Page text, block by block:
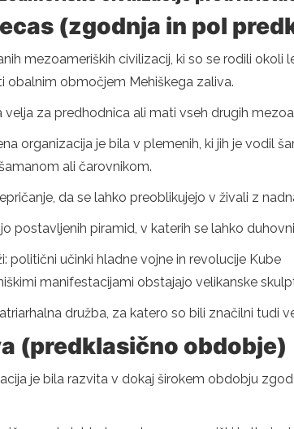
(zgodnja in pol
mezoameriških civilizacij, ki so se rodili
obalnim območjem Mehiškega zaliva.
velja za predhodnica ali mati vseh drugih
organizacija je bila v plemenih, ki jih je vodil
ali čarovnikom.
da se lahko preoblikujejo v živali z
postavljenih piramid, v katerih se lahko
politični učinki hladne vojne in revolucije Kube
manifestacijami obstajajo velikanske
družba, za katero so bili značilni tudi
(predklasično obdobje)
je bila razvita v dokaj širokem obdobju